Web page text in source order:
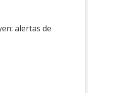
alertas de